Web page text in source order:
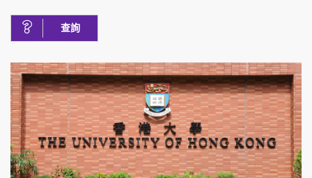
查詢